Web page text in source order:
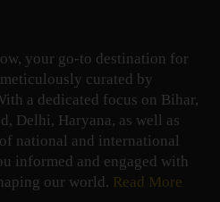
your go-to destination for
curated by
a dedicated focus on Bihar,
Delhi, Haryana, as well as
national and international
informed and engaged with
our world. Read More